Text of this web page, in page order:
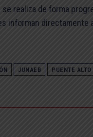
realiza de forma
informan
JUNAEB PUENTE ALTO